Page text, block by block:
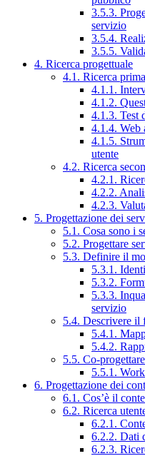
3.5.3.
servizio
3.5.4.
3.5.5.
4. Ricerca progettuale
4.1. Ricerca
4.1.1.
4.1.2.
4.1.3. Test
4.1.4. Web
4.1.5.
utente
4.2. Ricerca
4.2.1.
4.2.2.
4.2.3.
5. Progettazione dei
5.1. Cosa sono i
5.2. Progettare
5.3. Definire il
5.3.1.
5.3.2.
5.3.3.
servizio
5.4. Descrivere il
5.4.1.
5.4.2.
5.5. Co-
5.5.1.
6. Progettazione dei
6.1. Cos’è il
6.2. Ricerca
6.2.1.
6.2.2. Dati
6.2.3.